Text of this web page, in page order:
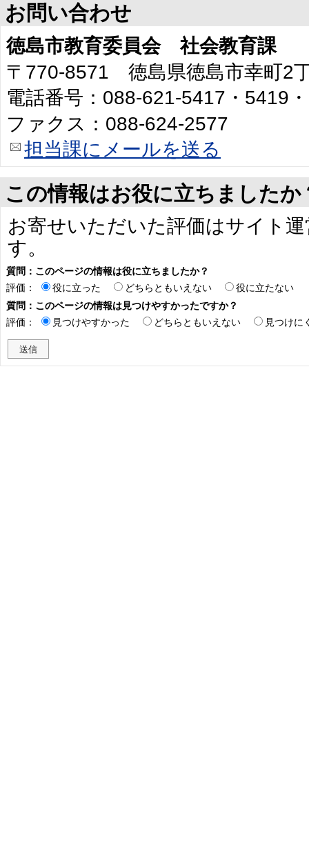
お問い合わせ
徳島市教育委員会 社会教育課
〒770-8571 徳島県徳島市幸町2
電話番号：088-621-5417・5419
ファクス：088-624-2577
担当課にメールを送る
この情報はお役に立ちましたか
お寄せいただいた評価はサイト
す。
質問：このページの情報は役に立ちましたか？
評価：
役に立った どちらともいえない
役に立たない
質問：このページの情報は見つけやすかったですか？
評価：
見つけやすかった どちらともいえない 見つけに